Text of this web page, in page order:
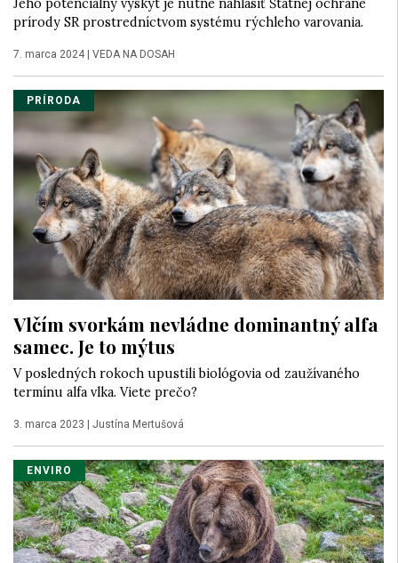
Jeho potenciálny výskyt je nutné nahlásiť Štátnej ochrane
prírody SR prostredníctvom systému rýchleho varovania.
7. marca 2024 | VEDA NA DOSAH
PRÍRODA
Vlčím svorkám nevládne dominantný alfa
samec. Je to mýtus
V posledných rokoch upustili biológovia od zaužívaného
termínu alfa vlka. Viete prečo?
3. marca 2023 Justína Mertušová
ENVIRO